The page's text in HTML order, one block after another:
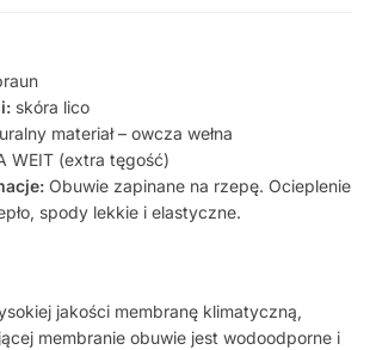
skóra lico
materiał – owcza wełna
WEIT (extra tęgość)
Obuwie zapinane na rzepę. Ocieplenie
spody lekkie i elastyczne.
jakości membranę klimatyczną,
membranie obuwie jest wodoodporne i